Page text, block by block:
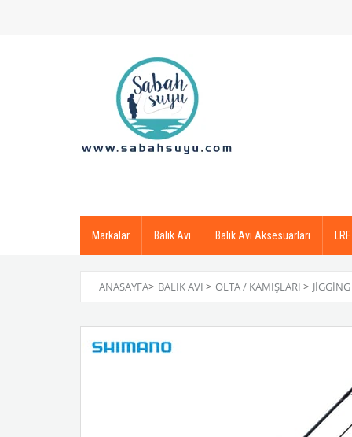
Markalar Balık Avı Balık Avı Aksesuarları LRF
ANASAYFA> BALIK AVI > OLTA / KAMIŞLARI >